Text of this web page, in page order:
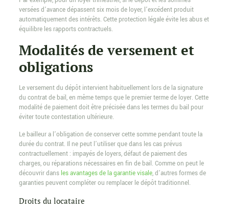
versées d’avance dépassent six mois de loyer, l’excédent produit
automatiquement des intérêts. Cette protection légale évite les abus et
équilibre les rapports contractuels.
Modalités de versement et
obligations
Le versement du dépôt intervient habituellement lors de la signature
du contrat de bail, en même temps que le premier terme de loyer. Cette
modalité de paiement doit être précisée dans les termes du bail pour
éviter toute contestation ultérieure.
Le bailleur a l’obligation de conserver cette somme pendant toute la
durée du contrat. Il ne peut l’utiliser que dans les cas prévus
contractuellement : impayés de loyers, défaut de paiement des
charges, ou réparations nécessaires en fin de bail. Comme on peut le
découvrir dans les avantages de la garantie visale, d’autres formes de
garanties peuvent compléter ou remplacer le dépôt traditionnel.
Droits du locataire